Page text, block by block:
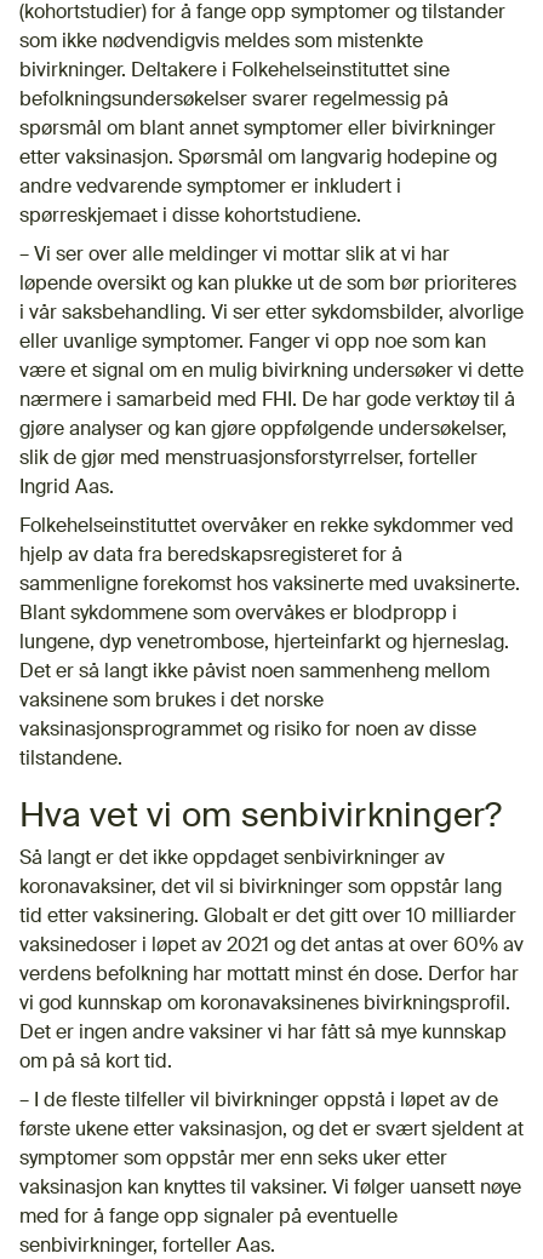
(kohortstudier) for å fange opp symptomer og tilstander
som ikke nødvendigvis meldes som mistenkte
bivirkninger. Deltakere i Folkehelseinstituttet sine
befolkningsundersøkelser svarer regelmessig på
spørsmål om blant annet symptomer eller bivirkninger
etter vaksinasjon. Spørsmål om langvarig hodepine og
andre vedvarende symptomer er inkludert i
spørreskjemaet i disse kohortstudiene.
– Vi ser over alle meldinger vi mottar slik at vi har
løpende oversikt og kan plukke ut de som bør prioriteres
i vår saksbehandling. Vi ser etter sykdomsbilder, alvorlige
eller uvanlige symptomer. Fanger vi opp noe som kan
være et signal om en mulig bivirkning undersøker vi dette
nærmere i samarbeid med FHI. De har gode verktøy til å
gjøre analyser og kan gjøre oppfølgende undersøkelser,
slik de gjør med menstruasjonsforstyrrelser, forteller
Ingrid Aas.
Folkehelseinstituttet overvåker en rekke sykdommer ved
hjelp av data fra beredskapsregisteret for å
sammenligne forekomst hos vaksinerte med uvaksinerte.
Blant sykdommene som overvåkes er blodpropp i
lungene, dyp venetrombose, hjerteinfarkt og hjerneslag.
Det er så langt ikke påvist noen sammenheng mellom
vaksinene som brukes i det norske
vaksinasjonsprogrammet og risiko for noen av disse
tilstandene.
Hva vet vi om senbivirkninger?
Så langt er det ikke oppdaget senbivirkninger av
koronavaksiner, det vil si bivirkninger som oppstår lang
tid etter vaksinering. Globalt er det gitt over 10 milliarder
vaksinedoser i løpet av 2021 og det antas at over 60% av
verdens befolkning har mottatt minst én dose. Derfor har
vi god kunnskap om koronavaksinenes bivirkningsprofil.
Det er ingen andre vaksiner vi har fått så mye kunnskap
om på så kort tid.
– I de fleste tilfeller vil bivirkninger oppstå i løpet av de
første ukene etter vaksinasjon, og det er svært sjeldent at
symptomer som oppstår mer enn seks uker etter
vaksinasjon kan knyttes til vaksiner. Vi følger uansett nøye
med for å fange opp signaler på eventuelle
senbivirkninger, forteller Aas.